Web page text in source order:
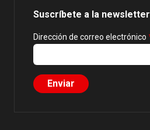
Suscríbete a la newsletter
Dirección de correo electrónico